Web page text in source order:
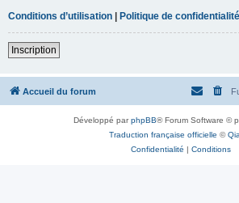
Conditions d’utilisation | Politique de confidentialité
Inscription
Accueil du forum
Développé parphpBB® Forum Software ©
Traduction française officielle ©
Confidentialité | Conditions